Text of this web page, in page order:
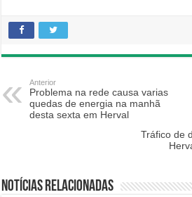
Anterior
Problema na rede causa varias
quedas de energia na manhã
desta sexta em Herval
Tráfico de
Notícias relacionadas